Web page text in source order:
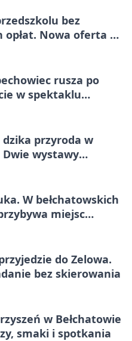
bez
opłat. Nowa oferta w
rusza po
w spektaklu
przyroda w
Dwie wystawy
W bełchatowskich
miejsc
do Zelowa.
bez skierowania
w Bełchatowie
smaki i spotkania